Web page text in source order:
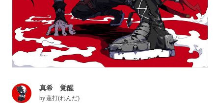
真希 覚醒
by蓮打(れんだ)